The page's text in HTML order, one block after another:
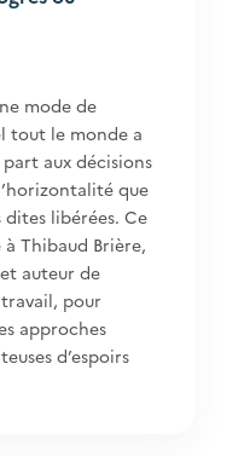
mode de
tout le monde a
aux décisions
que
libérées. Ce
Thibaud Brière,
auteur de
travail, pour
approches
d’espoirs